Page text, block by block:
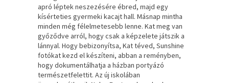
apró léptek neszezésére ébred, majd egy
kísérteties gyermeki kacajt hall. Másnap mintha
minden még félelmetesebb lenne. Kat meg van
győződve arról, hogy csak a képzelete játszik a
lánnyal. Hogy bebizonyítsa, Kat téved, Sunshine
fotókat kezd el készíteni, abban a reményben,
hogy dokumentálhatja a házban portyázó
természetfelettit. Az új iskolában